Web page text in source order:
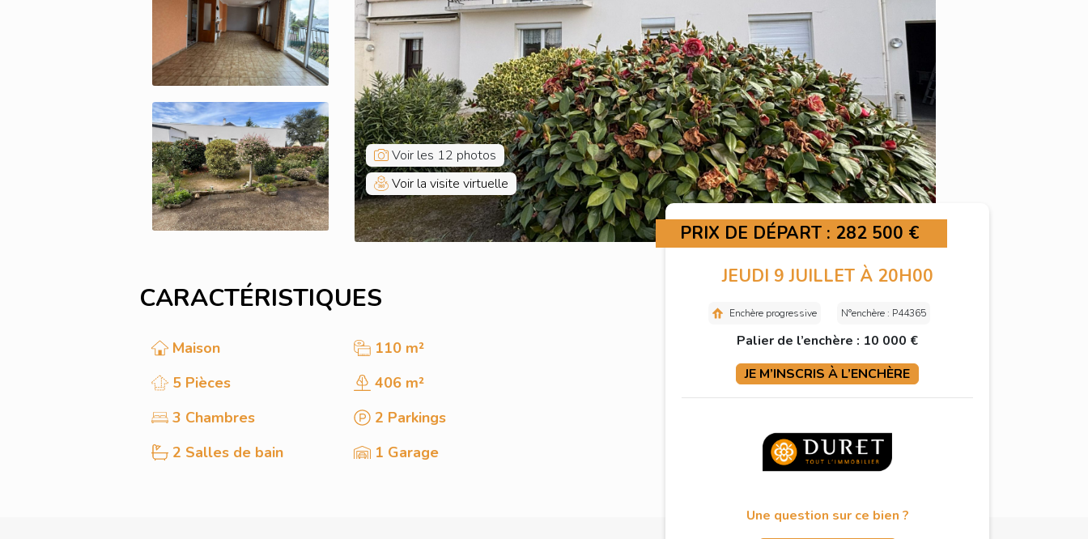
Voir les 12 photos
Voir la visite virtuelle
PRIX DE DÉPART : 282 500 €
JEUDI 9 JUILLET À 20H00
Enchère progressive N°enchère : P44365
Palier de l’enchère : 10 000 €
JE M’INSCRIS À L’ENCHÈRE
Une question sur ce bien ?
CARACTÉRISTIQUES
Maison
5 Pièces
3 Chambres
2 Salles de bain
110 m²
406 m²
2 Parkings
1 Garage